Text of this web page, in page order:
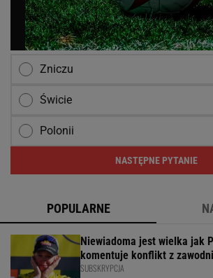
Zniczu
Świcie
Polonii
NASTĘPNE PYTANIE
POPULARNE
Niewiadoma jest wielka jak
komentuje konflikt z
SUBSKRYPCJA